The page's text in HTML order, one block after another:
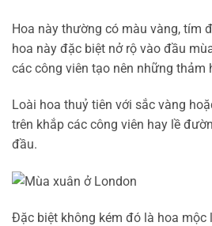
Hoa này thường có màu vàng, tím
hoa này đặc biệt nở rộ vào đầu
các công viên tạo nên những thảm
Loài hoa thuỷ tiên với sắc vàng
trên khắp các công viên hay lề
đầu.
Đặc biệt không kém đó là hoa mộc